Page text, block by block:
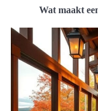
Wat maakt